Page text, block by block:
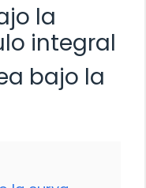
la
integral
bajo la